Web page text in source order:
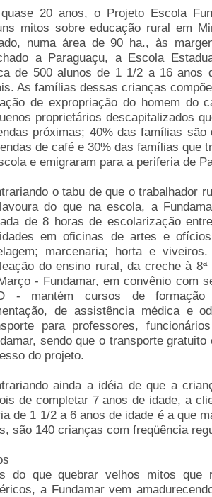
20 anos, o Projeto Escola
mitos sobre educação rural em
numa área de 90 ha., às
a Paraguaçu, a Escola
de 500 alunos de 1 1/2 a 16 anos
As famílias dessas crianças
de expropriação do homem do
proprietários descapitalizados
próximas; 40% das famílias são
de café e 30% das famílias que
e emigraram para a periferia de
o tabu de que o trabalhador
do que na escola, a
de 8 horas de escolarização
em oficinas de artes e
marcenaria; horta e
do ensino rural, da creche à
- Fundamar, em convênio com
- mantém cursos de
de assistência médica e
para professores,
sendo que o transporte
do projeto.
ainda a idéia de que a
de completar 7 anos de idade, a
de 1 1/2 a 6 anos de idade é a que
são 140 crianças com freqüência
do que quebrar velhos mitos que
a Fundamar vem